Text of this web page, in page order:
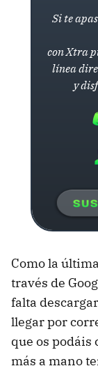
Si te
con Xtra
línea
y
Como la
través de
falta
llegar por
que os podáis
más a mano